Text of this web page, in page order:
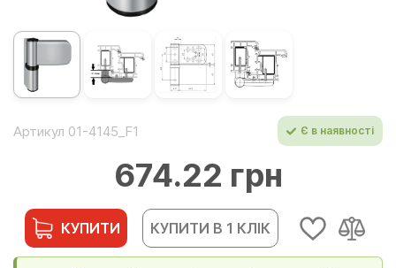
Артикул 01-4145_F1 Є в наявності
674.22 грн
КУПИТИ КУПИТИ В 1 КЛІК